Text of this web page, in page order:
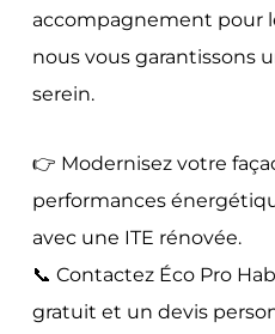
accompagnement pour
nous vous garantissons
serein.
👉 Modernisez votre
performances
avec une ITE rénovée.
📞 Contactez Éco Pro
gratuit et un devis